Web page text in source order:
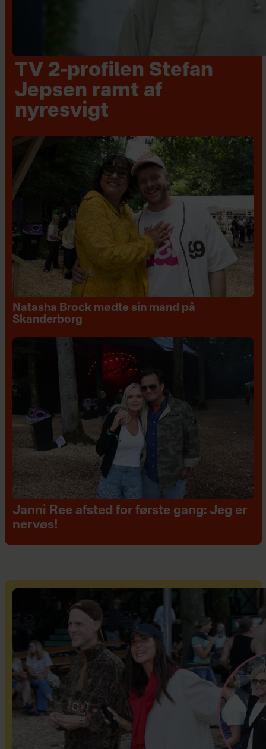
TV 2-profilen Stefan
Jepsen ramt af
nyresvigt
Natasha Brock mødte sin mand på
Skanderborg
Janni Ree afsted for første gang: Jeg er
nervøs!